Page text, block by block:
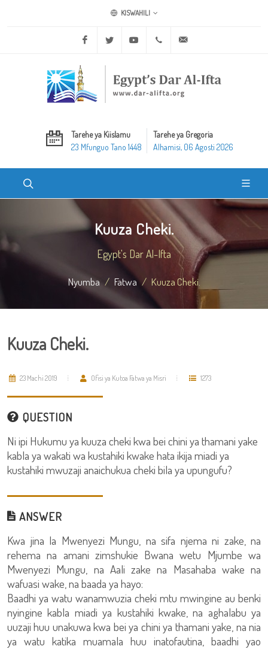
KISWAHILI
Facebook Twitter Youtube +20 2 25970400
Tarehe ya Kiislamu
23 Mfunguo Tano 1448
Tarehe ya Gregoria
Alhamisi, 06 Agosti 2026
Kuuza Cheki.
Egypt's Dar Al-Ifta
Nyumba Fatwa Kuuza Cheki.
Kuuza Cheki.
23 Machi 2019 Ofisi ya Kutoa Fatwa ya Misri 1273
QUESTION
Ni ipi Hukumu ya kuuza cheki kwa bei chini ya thamani yake
kabla ya wakati wa kustahiki kwake hata ikija miadi ya
kustahiki mwuzaji anaichukua cheki bila ya upungufu?
ANSWER
Kwa jina la Mwenyezi Mungu, na sifa njema ni zake, na
rehema na amani zimshukie Bwana wetu Mjumbe wa
Mwenyezi Mungu, na Aali zake na Masahaba wake na
wafuasi wake, na baada ya hayo:
Baadhi ya watu wanamwuzia cheki mtu mwingine au benki
nyingine kabla miadi ya kustahiki kwake, na aghalabu ya
uuzaji huu unakuwa kwa bei ya chini ya thamani yake, na nia
ya watu katika muamala huu inatofautina, baadhi yao